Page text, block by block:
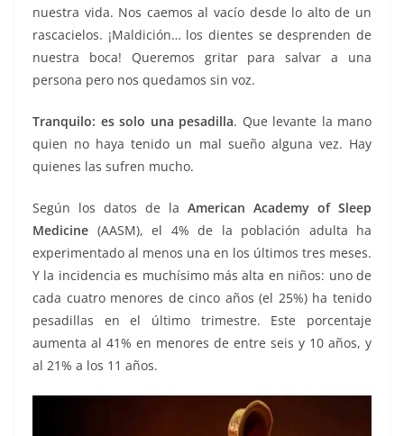
nuestra vida. Nos caemos al vacío desde lo alto de un
rascacielos. ¡Maldición… los dientes se desprenden de
nuestra boca! Queremos gritar para salvar a una
persona pero nos quedamos sin voz.
Tranquilo: es solo una pesadilla. Que levante la mano
quien no haya tenido un mal sueño alguna vez. Hay
quienes las sufren mucho.
Según los datos de la American Academy of Sleep
Medicine (AASM), el 4% de la población adulta ha
experimentado al menos una en los últimos tres meses.
Y la incidencia es muchísimo más alta en niños: uno de
cada cuatro menores de cinco años (el 25%) ha tenido
pesadillas en el último trimestre. Este porcentaje
aumenta al 41% en menores de entre seis y 10 años, y
al 21% a los 11 años.